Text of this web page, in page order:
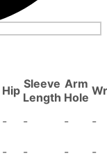
Hip Sleeve
Length
Arm
Hole
- - -
-
- - -
-